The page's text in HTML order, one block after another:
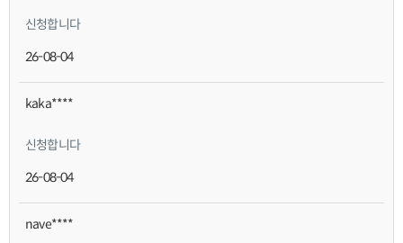
신청합니다
26-08-04
kaka****
신청합니다
26-08-04
nave****